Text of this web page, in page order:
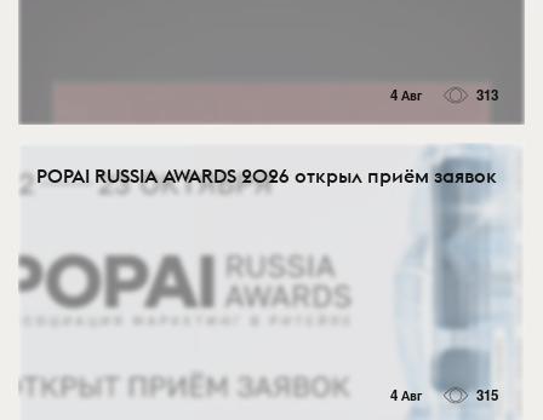
4 Авг 313
POPAI RUSSIA AWARDS 2026 открыл приём заявок
4 Авг 315